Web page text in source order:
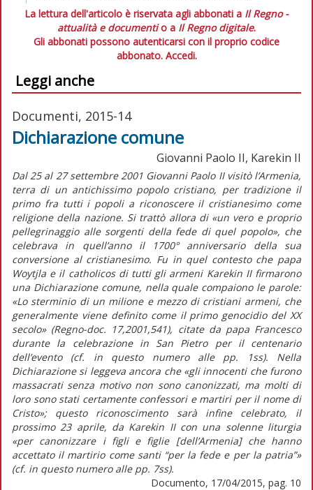
La lettura dell'articolo è riservata agli abbonati a Il Regno -
attualità e documentio a Il Regno digitale.
Gli abbonati possono autenticarsi con il proprio codice
abbonato. Accedi.
Leggi anche
Documenti, 2015-14
Dichiarazione comune
Giovanni Paolo II, Karekin II
Dal 25 al 27 settembre 2001 Giovanni Paolo II visitò l’Armenia,
terra di un antichissimo popolo cristiano, per tradizione il
primo fra tutti i popoli a riconoscere il cristianesimo come
religione della nazione. Si trattò allora di «un vero e proprio
pellegrinaggio alle sorgenti della fede di quel popolo», che
celebrava in quell’anno il 1700° anniversario della sua
conversione al cristianesimo. Fu in quel contesto che papa
Woytjla e il catholicos di tutti gli armeni Karekin II firmarono
una Dichiarazione comune, nella quale compaiono le parole:
«Lo sterminio di un milione e mezzo di cristiani armeni, che
generalmente viene definito come il primo genocidio del XX
secolo» (Regno-doc. 17,2001,541), citate da papa Francesco
durante la celebrazione in San Pietro per il centenario
dell’evento (cf. in questo numero alle pp. 1ss). Nella
Dichiarazione si leggeva ancora che «gli innocenti che furono
massacrati senza motivo non sono canonizzati, ma molti di
loro sono stati certamente confessori e martiri per il nome di
Cristo»; questo riconoscimento sarà infine celebrato, il
prossimo 23 aprile, da Karekin II con una solenne liturgia
«per canonizzare i figli e figlie [dell’Armenia] che hanno
accettato il martirio come santi “per la fede e per la patria”»
(cf. in questo numero alle pp. 7ss).
Documento, 17/04/2015, pag. 10